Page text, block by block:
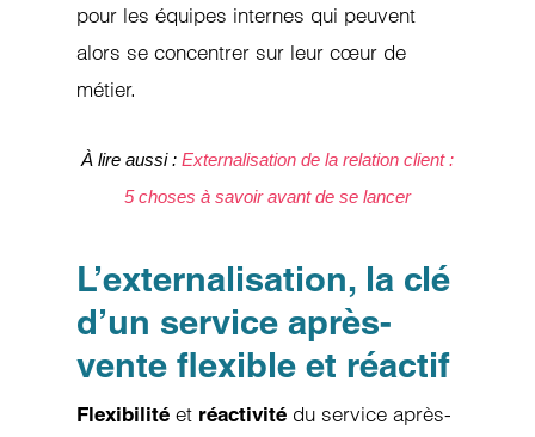
pour les équipes internes qui peuvent
alors se concentrer sur leur cœur de
métier.
À lire aussi : Externalisation de la relation client :
5 choses à savoir avant de se lancer
L’externalisation, la clé
d’un service après-
vente flexible et réactif
Flexibilité et réactivité du service après-